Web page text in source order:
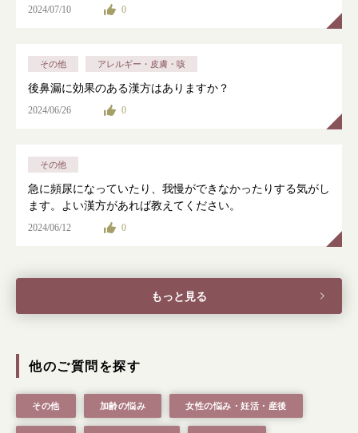
根本から身体を整えるとは
店舗を探す
漢方みず堂とは
漢方を知る 皆様からのご質問
2024/07/10 0
その他 アレルギー・皮膚・咳
後鼻漏に効果のある漢方はありますか？
2024/06/26 0
その他
急に頻尿になっていたり、我慢ができなかったりする気がし
ます。よい漢方があれば教えてください。
2024/06/12 0
もっと見る
他のご質問を探す
その他 加齢の悩み 女性の悩み・妊活・産後